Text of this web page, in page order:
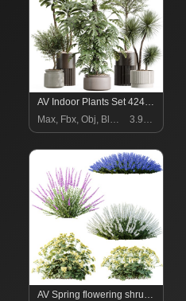
AV Indoor Plants Set 424 Yucca Palm and Elegant Monstera and Olive Tree and Euphorbia Drupifera
Max, Fbx, Obj, Blend
3.99 $
AV Spring flowering shrubs Alchemilla Mollis Vulgaris and Calluna Vulgaris Helena